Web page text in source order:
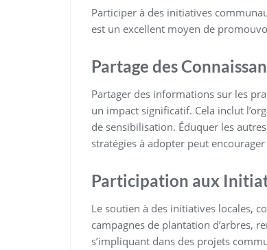
Participer à des initiatives
est un excellent moyen de
Partage des
Partager des informations sur les
un impact significatif. Cela inclut
de sensibilisation. Éduquer les
stratégies à adopter peut
Participation aux
Le soutien à des initiatives locales,
campagnes de plantation d’arbres,
s’impliquant dans des projets